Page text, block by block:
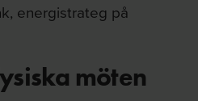
energistrateg på
möten